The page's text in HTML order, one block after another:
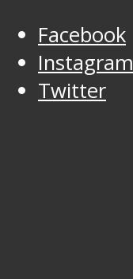
Facebook
Instagram
Twitter